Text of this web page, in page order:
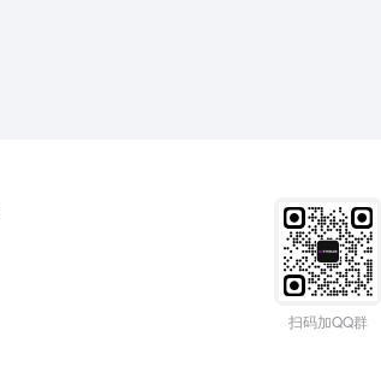
扫码加QQ群